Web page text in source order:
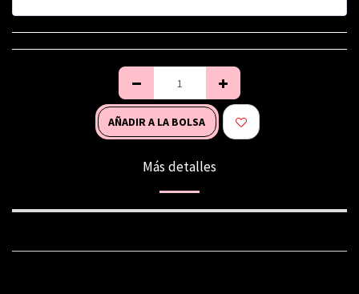
AÑADIR A LA BOLSA
Más detalles